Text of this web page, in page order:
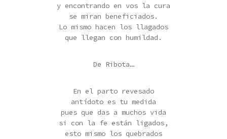
y encontrando en vos la cura
se miran beneficiados.
Lo mismo hacen los llagados
que llegan con humildad.
De Ribota…
En el parto revesado
antídoto es tu medida
pues que das a muchos vida
si con la fe están ligados,
esto mismo los quebrados